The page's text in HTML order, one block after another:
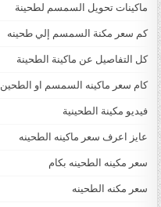
ماكينات تحويل السمسم لطحينة
كم سعر مكنة السمسم إلي طحينه
كل التفاصيل عن ماكينة الطحينة
كام سعر ماكينه السمسم او الطحين
فيديو مكينة الطحينية
عايز اعرف سعر ماكينه الطحينه
سعر مكينه الطحينه بكام
سعر مكنه الطحينه